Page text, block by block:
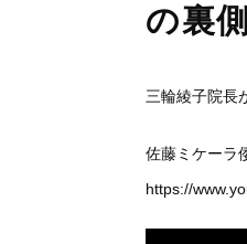
の裏
三輪綾子院長
佐藤ミケーラ
https://